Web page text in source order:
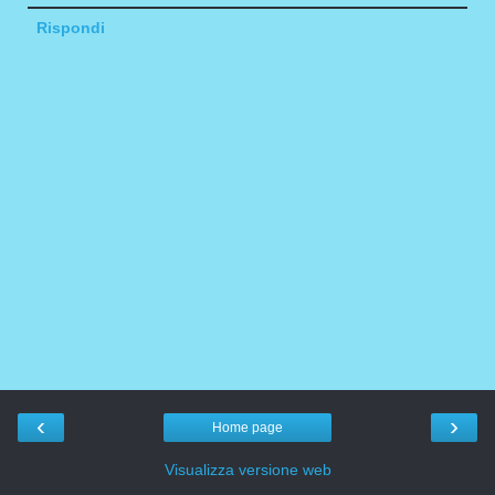
Rispondi
‹ ›
Home page
Visualizza versione web